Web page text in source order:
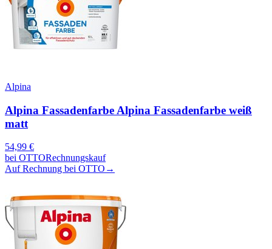
Alpina
Alpina Fassadenfarbe Alpina Fassadenfarbe weiß
matt
54,99 €
bei OTTORechnungskauf
Auf Rechnung bei OTTO →